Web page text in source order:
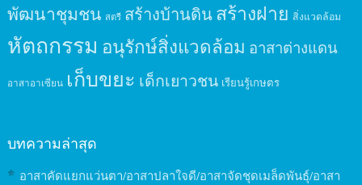
พัฒนาชุมชน สตรี สร้างบ้านดินสร้างฝาย สิ่งแวดล้อม
หัตถกรรม อนุรักษ์สิ่งแวดล้อม อาสาต่างแดน
อาสาอาเซียน เก็บขยะ เด็กเยาวชน เรียนรู้เกษตร
บทความล่าสุด
อาสาคัดแยกแว่นตา/อาสาปลาใจดี/อาสาจัดชุดเมล็ดพันธุ์/อาสา